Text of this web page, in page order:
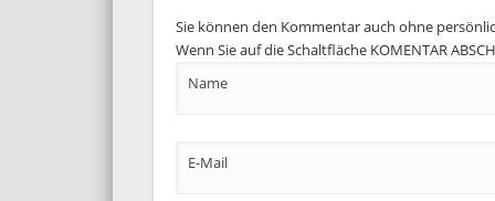
Sie können den Kommentar auch ohne
Wenn Sie auf die Schaltfläche KOMENTAR
Name
E-Mail